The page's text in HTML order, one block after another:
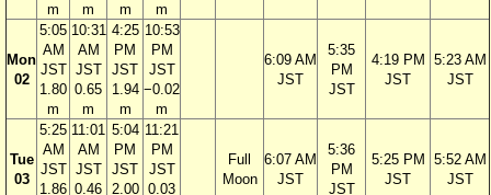
m
m
m
m
Mon
02
5:05
AM
JST
1.80
m
10:31
AM
JST
0.65
m
4:25
PM
JST
1.94
m
10:53
PM
JST
−0.02
m
6:09 AM
JST
5:35
PM
JST
4:19 PM
JST
5:23 AM
JST
Tue
03
5:25
AM
JST
1.86
11:01
AM
JST
0.46
5:04
PM
JST
2.00
11:21
PM
JST
0.03
Full
Moon
6:07 AM
JST
5:36
PM
JST
5:25 PM
JST
5:52 AM
JST